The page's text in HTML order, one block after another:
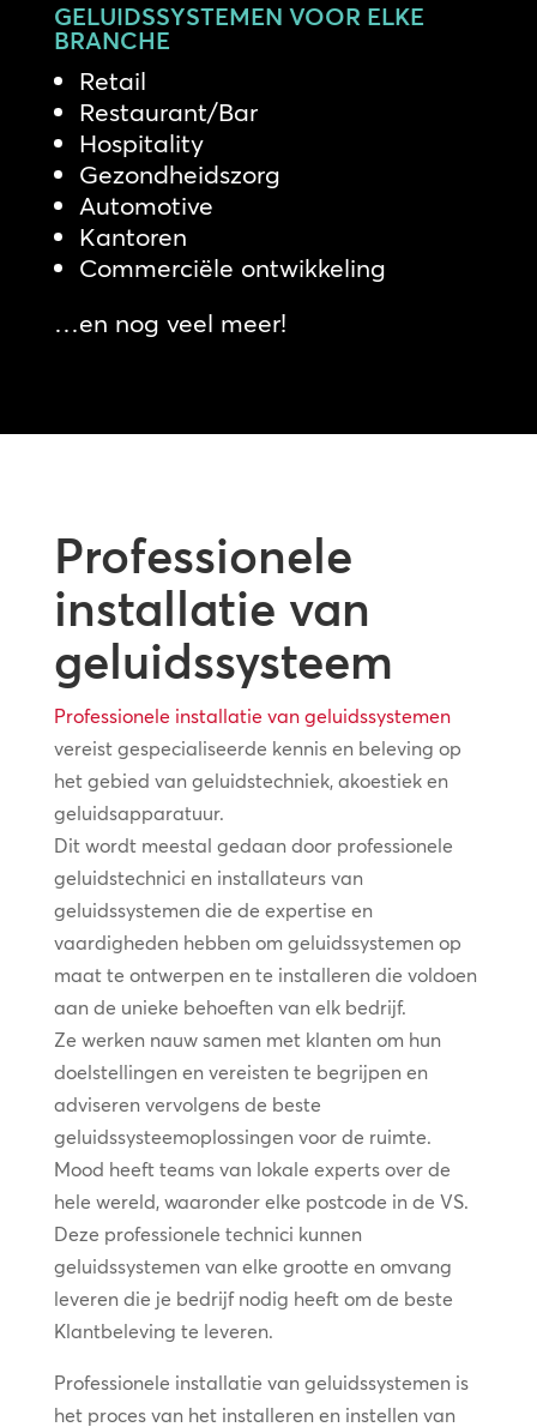
GELUIDSSYSTEMEN VOOR ELKE
BRANCHE
Retail
Restaurant/Bar
Hospitality
Gezondheidszorg
Automotive
Kantoren
Commerciële ontwikkeling
…en nog veel meer!
Professionele
installatie van
geluidssysteem
Professionele installatie van geluidssystemen
vereist gespecialiseerde kennis en beleving op
het gebied van geluidstechniek, akoestiek en
geluidsapparatuur.
Dit wordt meestal gedaan door professionele
geluidstechnici en installateurs van
geluidssystemen die de expertise en
vaardigheden hebben om geluidssystemen op
maat te ontwerpen en te installeren die voldoen
aan de unieke behoeften van elk bedrijf.
Ze werken nauw samen met klanten om hun
doelstellingen en vereisten te begrijpen en
adviseren vervolgens de beste
geluidssysteemoplossingen voor de ruimte.
Mood heeft teams van lokale experts over de
hele wereld, waaronder elke postcode in de VS.
Deze professionele technici kunnen
geluidssystemen van elke grootte en omvang
leveren die je bedrijf nodig heeft om de beste
Klantbeleving te leveren.
Professionele installatie van geluidssystemen is
het proces van het installeren en instellen van